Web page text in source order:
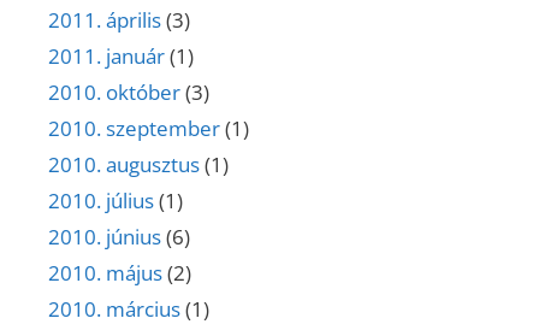
2011. április(3)
2011. január(1)
2010. október(3)
2010. szeptember(1)
2010. augusztus(1)
2010. július(1)
2010. június(6)
2010. május(2)
2010. március(1)